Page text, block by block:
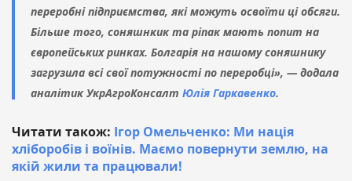
переробні підприємства, які можуть освоїти ці обсяги.
Більше того, соняшнкик та ріпак мають попит на
європейських ринках. Болгарія на нашому соняшнику
загрузила всі свої потужності по переробці», — додала
аналітик УкрАгроКонсалт Юлія Гаркавенко.
Читати також: Ігор Омельченко: Ми нація
хліборобів і воїнів. Маємо повернути землю, на
якій жили та працювали!